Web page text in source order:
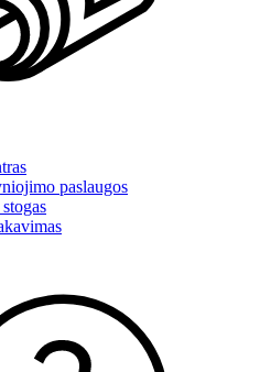
paslaugos